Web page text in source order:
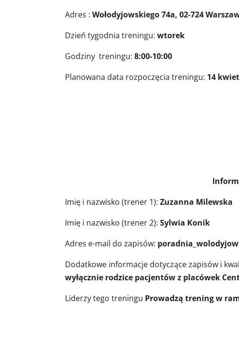
Adres :Wołodyjowskiego 74a, 02-724
Dzień tygodnia treningu:wtorek
Godziny treningu:8:00-10:00
Planowana data rozpoczęcia treningu: 14
Informacje o
Imię i nazwisko (trener 1):Zuzanna Milewska
Imię i nazwisko (trener 2):Sylwia Konik
Adres e-mail do zapisów:
Dodatkowe informacje dotyczące zapisów i
wyłącznie rodzice pacjentów z placówek
Liderzy tego treningu Prowadzą trening w